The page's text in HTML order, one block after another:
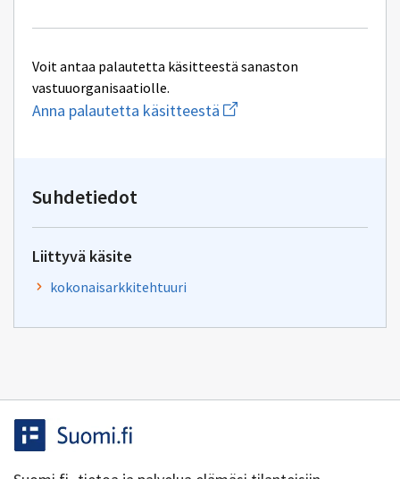
Voit antaa palautetta käsitteestä sanaston
vastuuorganisaatiolle.
Anna palautetta käsitteestä Aloita
uuden
Suhdetiedot
Liittyvä käsite
kokonaisarkkitehtuuri